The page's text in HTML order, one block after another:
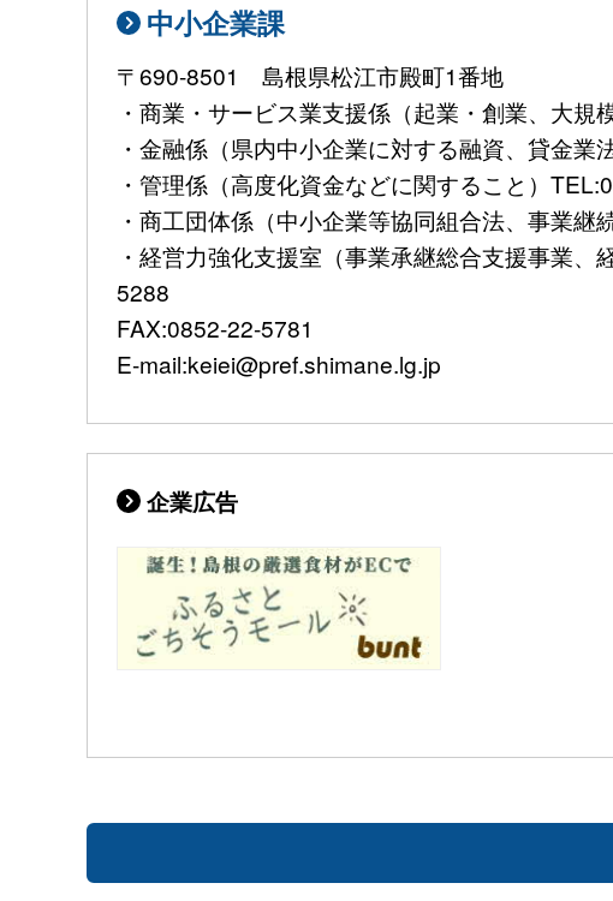
中小企業課
〒690-8501 島根県松江市殿町1番地
・商業・サービス業支援係（起業・創業、大
・金融係（県内中小企業に対する融資、貸金
・管理係（高度化資金などに関すること）
・商工団体係（中小企業等協同組合法、事業
・経営力強化支援室（事業承継総合支援事業
5288
FAX:0852-22-5781
E-mail:keiei@pref.shimane.lg.jp
企業広告